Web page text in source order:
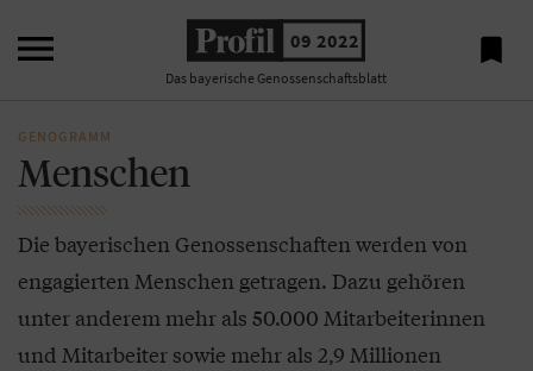
 09 2022
Das bayerische Genossenschaftsblatt

GENOGRAMM
Menschen
Die bayerischen Genossenschaften werden von
engagierten Menschen getragen. Dazu gehören
unter anderem mehr als 50.000 Mitarbeiterinnen
und Mitarbeiter sowie mehr als 2,9 Millionen